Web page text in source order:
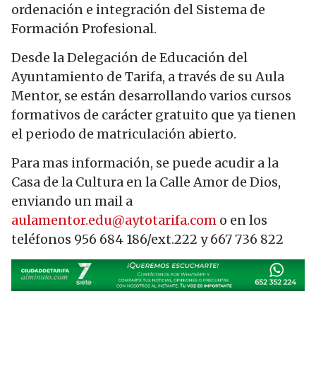
ordenación e integración del Sistema de
Formación Profesional.
Desde la Delegación de Educación del
Ayuntamiento de Tarifa, a través de su Aula
Mentor, se están desarrollando varios cursos
formativos de carácter gratuito que ya tienen
el periodo de matriculación abierto.
Para mas información, se puede acudir a la
Casa de la Cultura en la Calle Amor de Dios,
enviando un mail a
aulamentor.edu@aytotarifa.com o en los
teléfonos 956 684 186/ext.222 y 667 736 822